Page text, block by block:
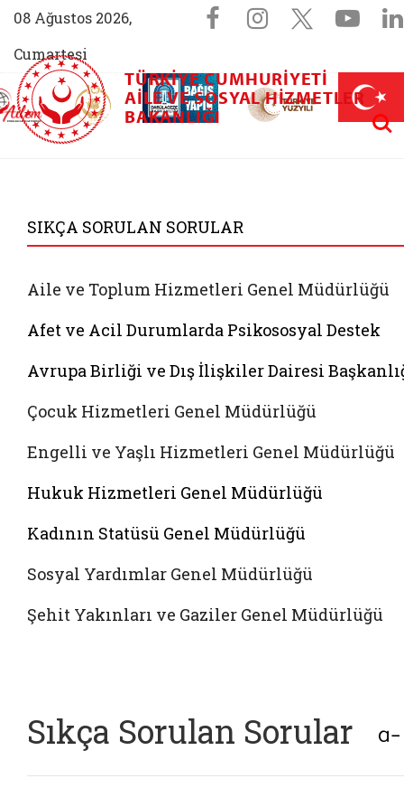
08 Ağustos 2026,
Cumartesi
Sosyal
Facebook
Instagram
X
Aile (yeni sekmede açılır)
AİLEM İletişim Merkezi (yeni sekmede açılır)
Aile ve Nüfus On Yılı (yeni sekmede açılır)
Darülaceze bağış sayfası (yeni
TÜRKIYE CUMHURIYETI
AILE VE SOSYAL HIZMETLER
BAKANLIĞI
SIKÇA SORULAN SORULAR
Aile ve Toplum Hizmetleri Genel Müdürlüğü
Afet ve Acil Durumlarda Psikososyal Destek
Avrupa Birliği ve Dış İlişkiler Dairesi
Çocuk Hizmetleri Genel Müdürlüğü
Engelli ve Yaşlı Hizmetleri Genel Müdürlüğü
Hukuk Hizmetleri Genel Müdürlüğü
Kadının Statüsü Genel Müdürlüğü
Sosyal Yardımlar Genel Müdürlüğü
Şehit Yakınları ve Gaziler Genel Müdürlüğü
Sıkça Sorulan Sorular